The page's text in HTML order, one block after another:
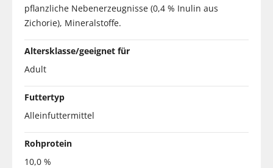
pflanzliche Nebenerzeugnisse (0,4 % Inulin aus
Zichorie), Mineralstoffe.
Altersklasse/geeignet für
Adult
Futtertyp
Alleinfuttermittel
Rohprotein
10,0 %